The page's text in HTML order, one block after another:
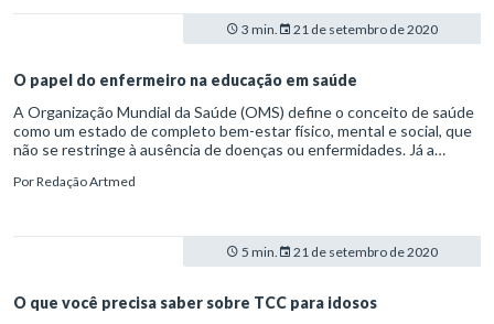
3 min. 21 de setembro de 2020
O papel do enfermeiro na educação em saúde
A Organização Mundial da Saúde (OMS) define o conceito de saúde
como um estado de completo bem-estar físico, mental e social, que
não se restringe à ausência de doenças ou enfermidades. Já a
desenvolvem na convivência humana e nas organizações sociais,
Federal de Enfermagem (COFEN), é exatamente combinar essas
duas atribuições. O profissional de enfermagem é o responsável
equipe multidisciplinar, ele é o profissional de saúde mais próximo do
PorRedação Artmed
5 min. 21 de setembro de 2020
O que você precisa saber sobre TCC para idosos